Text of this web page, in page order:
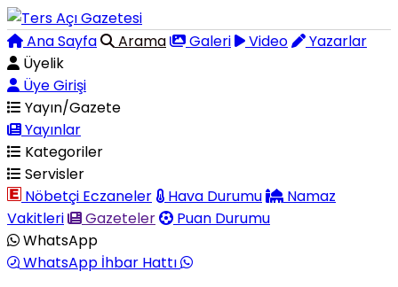
Ana Sayfa Arama Galeri Video
Yazarlar
Üyelik
Üye Girişi
Yayın/Gazete
Yayınlar
Kategoriler
Servisler
Nöbetçi Eczaneler
Hava Durumu
Namaz
Vakitleri
Gazeteler
Puan Durumu
WhatsApp
WhatsApp İhbar Hattı